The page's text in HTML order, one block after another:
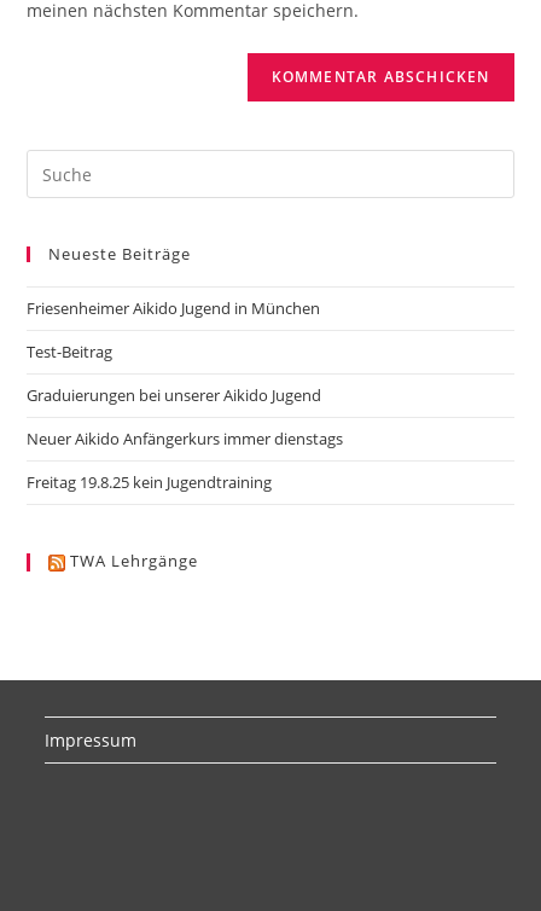
ein
meinen nächsten Kommentar speichern.
Search
this
Neueste Beiträge
Friesenheimer Aikido Jugend in München
Test-Beitrag
Graduierungen bei unserer Aikido Jugend
Neuer Aikido Anfängerkurs immer dienstags
Freitag 19.8.25 kein Jugendtraining
TWA Lehrgänge
Impressum